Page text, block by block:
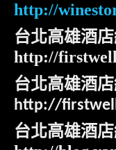
http://
台北高雄酒
http://
台北高雄酒
http://
台北高雄酒